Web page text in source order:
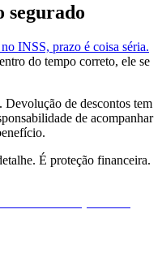
segurado
no INSS, prazo é coisa séria.
do tempo correto, ele se
de descontos tem
de acompanhar
É proteção financeira.